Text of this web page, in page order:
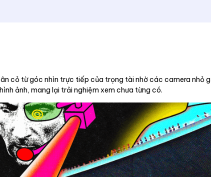
cỏ từ góc nhìn trực tiếp của trọng tài nhờ các camera nhỏ
ảnh, mang lại trải nghiệm xem chưa từng có.